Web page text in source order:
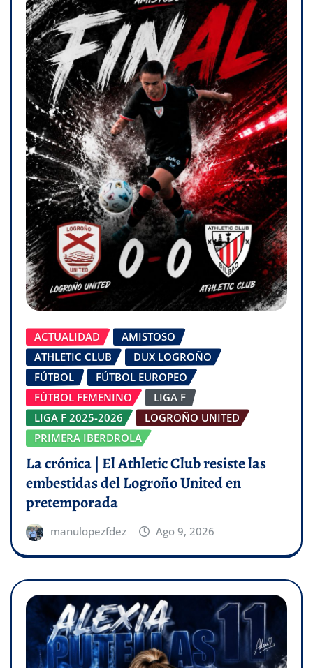
ACTUALIDAD
AMISTOSO
ATHLETIC CLUB
DUX LOGROÑO
FÚTBOL
FÚTBOL EUROPEO
FÚTBOL FEMENINO
LIGA F
LIGA F 2025-2026
LOGROÑO UNITED
PRIMERA IBERDROLA
La crónica | El Athletic Club resiste las
embestidas del Logroño United en
pretemporada
manulopezfdez Ago 9, 2026